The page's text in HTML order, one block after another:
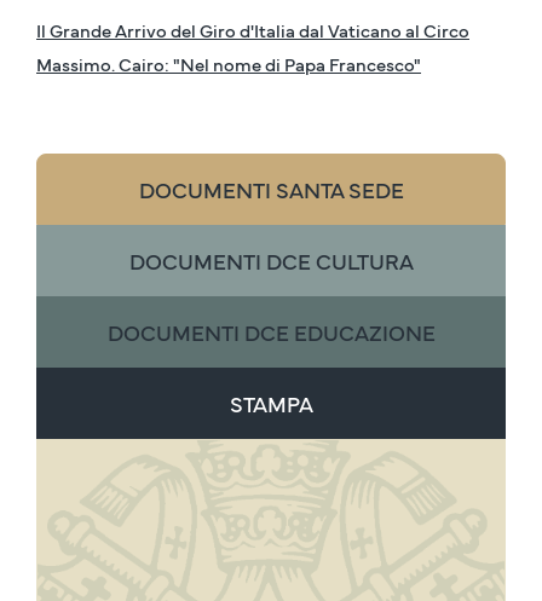
Il Grande Arrivo del Giro d'Italia dal Vaticano al Circo
Massimo. Cairo: "Nel nome di Papa Francesco"
DOCUMENTI SANTA SEDE
DOCUMENTI DCE CULTURA
DOCUMENTI DCE EDUCAZIONE
STAMPA